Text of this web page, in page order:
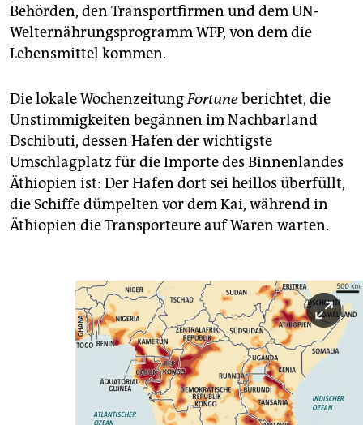
Behörden, den Transportfirmen und dem UN-
Welternährungsprogramm WFP, von dem die
Lebensmittel kommen.
Die lokale WochenzeitungFortuneberichtet, die
Unstimmigkeiten begännen im Nachbarland
Dschibuti, dessen Hafen der wichtigste
Umschlagplatz für die Importe des Binnenlandes
Äthiopien ist: Der Hafen dort sei heillos überfüllt,
die Schiffe dümpelten vor dem Kai, während in
Äthiopien die Transporteure auf Waren warten.